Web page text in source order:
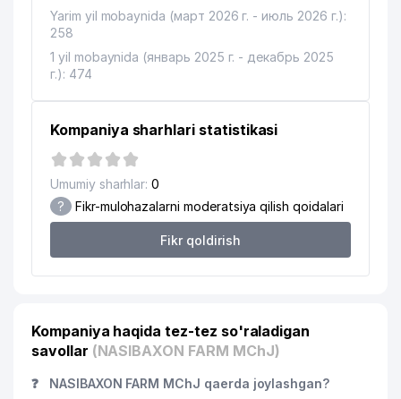
Yarim yil mobaynida (март 2026 г. - июль 2026 г.):
258
1 yil mobaynida (январь 2025 г. - декабрь 2025
г.): 474
Kompaniya sharhlari statistikasi
Umumiy sharhlar: 0
? Fikr-mulohazalarni moderatsiya qilish qoidalari
Fikr qoldirish
Kompaniya haqida tez-tez so'raladigan
savollar (NASIBAXON FARM MChJ)
❓ NASIBAXON FARM MChJ qaerda joylashgan?